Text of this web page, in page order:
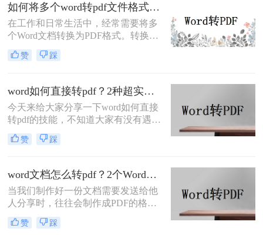
骤，一起来学习吧。
如何将多个word转pdf文件格式？快来跟我学这三个妙招
在工作和日常生活中，经常需要将多
个Word文档转换为PDF格式。转换为
PDF格式可以方便文件的共享、传输
和打印，保证文档的完整性和格式稳
使用Office自带的“另存为”功能、使用
PDF转换器软件和在线转换工具，来
将多个Word文档转换为PDF格式。
赞 踩
word如何直接转pdf？2种超实用的使用教程免费分享
今天来给大家分享一下word如何直接
转pdf的技能，不知道大家有没有遇到
这样的问题，当我们想要将一个文档
转换成另一种格式的文档分享给别人
个快捷又方便的途径那就好了，当然
是有的，word转pdf很简单，使用转换
器就能完成，转转大师pdf转换器就很
好。
赞 踩
word文档怎么转pdf？2个Word转PDF的方法，为你解决格式转换的问题
当我们制作好一份文档需要发送给他
人分享时，往往会制作成PDF的格式
去发送，为什么呢？当你出来工作久
了之后就会发现，PDF文件的好处，
赞 踩